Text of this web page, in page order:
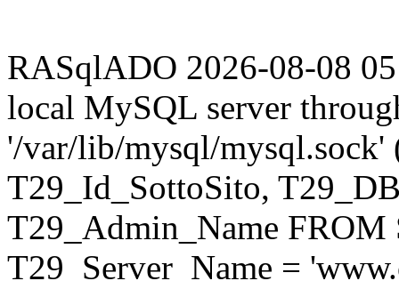
RASqlADO 2026-08-08
local MySQL server
'/var/lib/mysql/mysql.sock'
T29_Id_SottoSito,
T29_Admin_Name
T29_Server_Name =